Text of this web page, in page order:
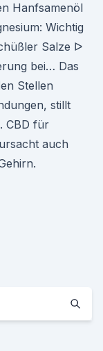
Hanfsamenöl
Wichtig
Salze ᐅ
bei… Das
Stellen
stillt
CBD für
auch